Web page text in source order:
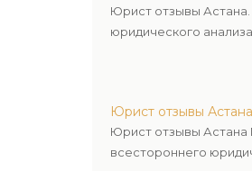
Юрист отзывы
юридического
Юрист отзывы
Юрист отзывы Астана
всестороннего